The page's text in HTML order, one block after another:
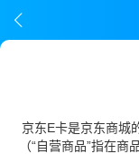
京东E卡是京东商城
（“自营商品”指在